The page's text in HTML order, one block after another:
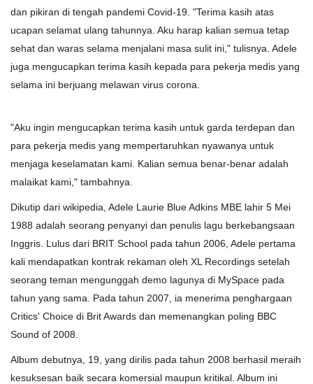
dan pikiran di tengah pandemi Covid-19. "Terima kasih atas
ucapan selamat ulang tahunnya. Aku harap kalian semua tetap
sehat dan waras selama menjalani masa sulit ini," tulisnya. Adele
juga mengucapkan terima kasih kepada para pekerja medis yang
selama ini berjuang melawan virus corona.
"Aku ingin mengucapkan terima kasih untuk garda terdepan dan
para pekerja medis yang mempertaruhkan nyawanya untuk
menjaga keselamatan kami. Kalian semua benar-benar adalah
malaikat kami," tambahnya.
Dikutip dari wikipedia, Adele Laurie Blue Adkins MBE lahir 5 Mei
1988 adalah seorang penyanyi dan penulis lagu berkebangsaan
Inggris. Lulus dari BRIT School pada tahun 2006, Adele pertama
kali mendapatkan kontrak rekaman oleh XL Recordings setelah
seorang teman mengunggah demo lagunya di MySpace pada
tahun yang sama. Pada tahun 2007, ia menerima penghargaan
Critics' Choice di Brit Awards dan memenangkan poling BBC
Sound of 2008.
Album debutnya, 19, yang dirilis pada tahun 2008 berhasil meraih
kesuksesan baik secara komersial maupun kritikal. Album ini